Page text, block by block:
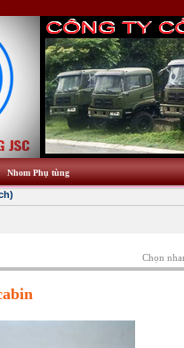
Nhom Phụ tùng
Chọn